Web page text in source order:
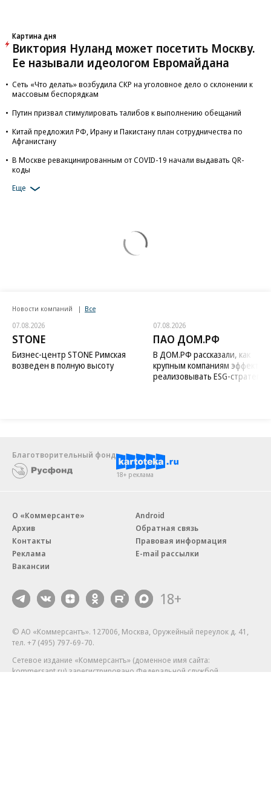
Картина дня
Виктория Нуланд может посетить Москву.
Ее называли идеологом Евромайдана
Сеть «Что делать» возбудила СКР на уголовное дело о склонении к
массовым беспорядкам
Путин призвал стимулировать талибов к выполнению обещаний
Китай предложил РФ, Ирану и Пакистану план сотрудничества по
Афганистану
В Москве ревакцинированным от COVID-19 начали выдавать QR-
коды
Еще
Новости компаний Все
07.08.2026
STONE
Бизнес-центр STONE Римская
возведен в полную высоту
07.08.2026
ПАО ДОМ.РФ
В ДОМ.РФ рассказали, как
крупным компаниям
реализовывать ESG-стратегию
Благотворительный фонд
18+ реклама
О «Коммерсанте»
Архив
Контакты
Реклама
Вакансии
Android
Обратная связь
Правовая информация
E-mail рассылки
18+
© АО «Коммерсантъ». 127006, Москва, Оружейный переулок д. 41,
тел. +7 (495) 797-69-70.
Сетевое издание «Коммерсантъ» (доменное имя сайта:
kommersant.ru) зарегистрировано Федеральной службой